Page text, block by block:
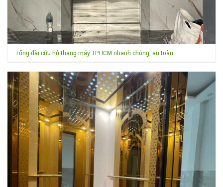
Tổng đài cứu hộ thang máy TPHCM nhanh chóng, an toàn